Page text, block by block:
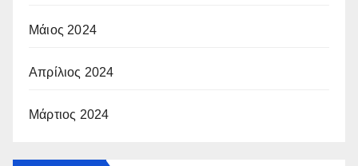
Μάιος 2024
Απρίλιος 2024
Μάρτιος 2024